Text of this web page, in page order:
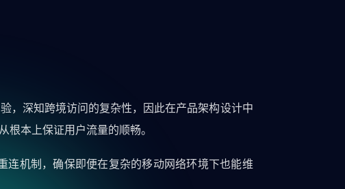
，深知跨境访问的复杂性，因此在产品架构设计中
根本上保证用户流量的顺畅。
连机制，确保即便在复杂的移动网络环境下也能维